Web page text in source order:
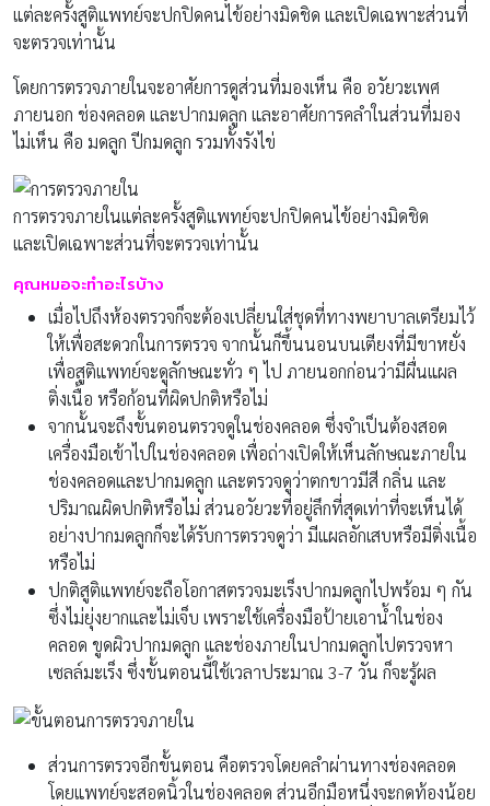
แต่ละครั้งสูติแพทย์จะปกปิดคนไข้อย่างมิดชิด และเปิดเฉพาะส่วนที่
จะตรวจเท่านั้น
โดยการตรวจภายในจะอาศัยการดูส่วนที่มองเห็น คือ อวัยวะเพศ
ภายนอก ช่องคลอด และปากมดลูก และอาศัยการคลำในส่วนที่มอง
ไม่เห็น คือ มดลูก ปีกมดลูก รวมทั้งรังไข่
การตรวจภายในแต่ละครั้งสูติแพทย์จะปกปิดคนไข้อย่างมิดชิด
และเปิดเฉพาะส่วนที่จะตรวจเท่านั้น
คุณหมอจะทำอะไรบ้าง
เมื่อไปถึงห้องตรวจก็จะต้องเปลี่ยนใส่ชุดที่ทางพยาบาลเตรียมไว้
ให้เพื่อสะดวกในการตรวจ จากนั้นก็ขึ้นนอนบนเตียงที่มีขาหยั่ง
เพื่อสูติแพทย์จะดูลักษณะทั่ว ๆ ไป ภายนอกก่อนว่ามีผื่นแผล
ติ่งเนื้อ หรือก้อนที่ผิดปกติหรือไม่
จากนั้นจะถึงขั้นตอนตรวจดูในช่องคลอด ซึ่งจำเป็นต้องสอด
เครื่องมือเข้าไปในช่องคลอด เพื่อถ่างเปิดให้เห็นลักษณะภายใน
ช่องคลอดและปากมดลูก และตรวจดูว่าตกขาวมีสี กลิ่น และ
ปริมาณผิดปกติหรือไม่ ส่วนอวัยวะที่อยู่ลึกที่สุดเท่าที่จะเห็นได้
อย่างปากมดลูกก็จะได้รับการตรวจดูว่า มีแผลอักเสบหรือมีติ่งเนื้อ
หรือไม่
ปกติสูติแพทย์จะถือโอกาสตรวจมะเร็งปากมดลูกไปพร้อม ๆ กัน
ซึ่งไม่ยุ่งยากและไม่เจ็บ เพราะใช้เครื่องมือป้ายเอาน้ำในช่อง
คลอด ขูดผิวปากมดลูก และช่องภายในปากมดลูกไปตรวจหา
เซลล์มะเร็ง ซึ่งขั้นตอนนี้ใช้เวลาประมาณ 3-7 วัน ก็จะรู้ผล
ส่วนการตรวจอีกขั้นตอน คือตรวจโดยคลำผ่านทางช่องคลอด
โดยแพทย์จะสอดนิ้วในช่องคลอด ส่วนอีกมือหนึ่งจะกดท้องน้อย